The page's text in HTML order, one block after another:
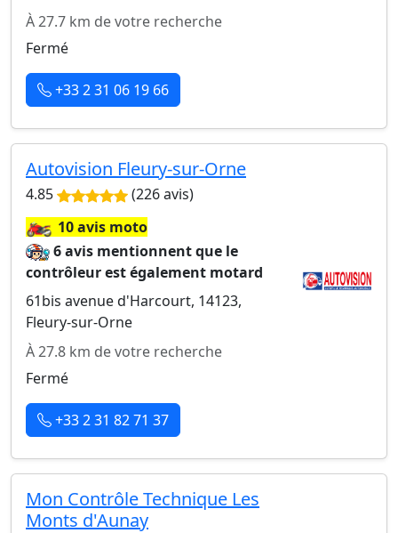
À 27.7 km de votre recherche
Fermé
+33 2 31 06 19 66
Autovision Fleury-sur-Orne
4.85 (226 avis)
🏍️10 avis moto
6 avis mentionnent que le
contrôleur est également motard
61bis avenue d'Harcourt, 14123,
Fleury-sur-Orne
À 27.8 km de votre recherche
Fermé
+33 2 31 82 71 37
Mon Contrôle Technique Les
Monts d'Aunay